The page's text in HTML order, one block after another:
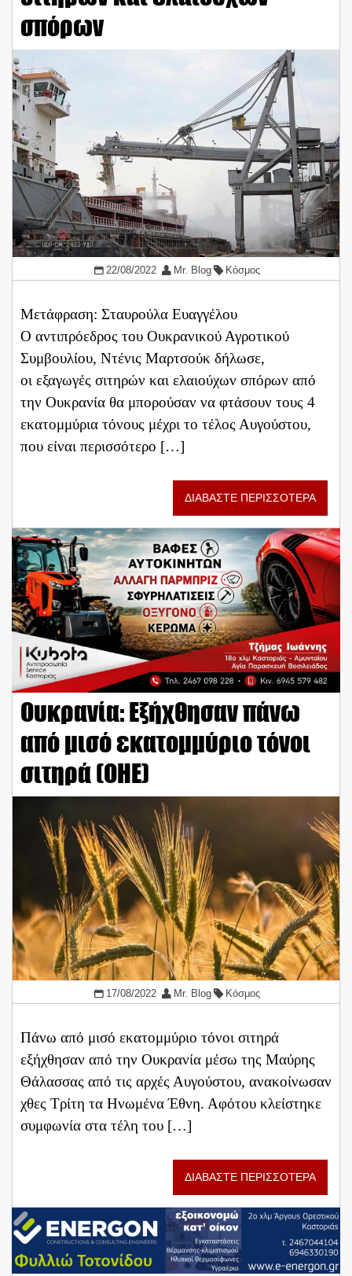
σπόρων
22/08/2022 Mr. Blog Κόσμος
Μετάφραση: Σταυρούλα Ευαγγέλου
Ο αντιπρόεδρος του Ουκρανικού Αγροτικού
Συμβουλίου, Ντένις Μαρτσούκ δήλωσε,
οι εξαγωγές σιτηρών και ελαιούχων σπόρων από
την Ουκρανία θα μπορούσαν να φτάσουν τους 4
εκατομμύρια τόνους μέχρι το τέλος Αυγούστου,
που είναι περισσότερο […]
ΔΙΑΒΑΣΤΕ ΠΕΡΙΣΣΟΤΕΡΑ
Ουκρανία: Εξήχθησαν πάνω
από μισό εκατομμύριο τόνοι
σιτηρά (ΟΗΕ)
17/08/2022 Mr. Blog Κόσμος
Πάνω από μισό εκατομμύριο τόνοι σιτηρά
εξήχθησαν από την Ουκρανία μέσω της Μαύρης
Θάλασσας από τις αρχές Αυγούστου, ανακοίνωσαν
χθες Τρίτη τα Ηνωμένα Έθνη. Αφότου κλείστηκε
συμφωνία στα τέλη του […]
ΔΙΑΒΑΣΤΕ ΠΕΡΙΣΣΟΤΕΡΑ